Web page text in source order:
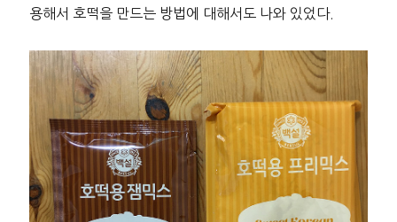
용해서 호떡을 만드는 방법에 대해서도 나와 있었다.